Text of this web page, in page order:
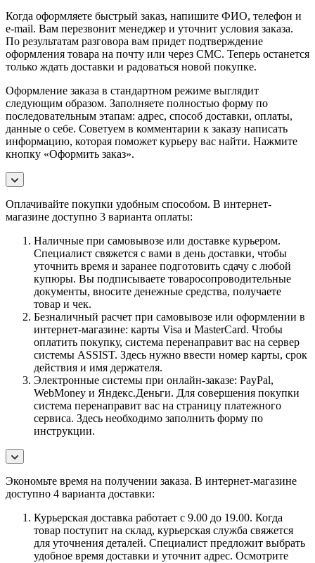
Когда оформляете быстрый заказ, напишите ФИО, телефон и
e-mail. Вам перезвонит менеджер и уточнит условия заказа.
По результатам разговора вам придет подтверждение
оформления товара на почту или через СМС. Теперь останется
только ждать доставки и радоваться новой покупке.
Оформление заказа в стандартном режиме выглядит
следующим образом. Заполняете полностью форму по
последовательным этапам: адрес, способ доставки, оплаты,
данные о себе. Советуем в комментарии к заказу написать
информацию, которая поможет курьеру вас найти. Нажмите
кнопку «Оформить заказ».
Оплачивайте покупки удобным способом. В интернет-
магазине доступно 3 варианта оплаты:
Наличные при самовывозе или доставке курьером.
Специалист свяжется с вами в день доставки, чтобы
уточнить время и заранее подготовить сдачу с любой
купюры. Вы подписываете товаросопроводительные
документы, вносите денежные средства, получаете
товар и чек.
Безналичный расчет при самовывозе или оформлении в
интернет-магазине: карты Visa и MasterCard. Чтобы
оплатить покупку, система перенаправит вас на сервер
системы ASSIST. Здесь нужно ввести номер карты, срок
действия и имя держателя.
Электронные системы при онлайн-заказе: PayPal,
WebMoney и Яндекс.Деньги. Для совершения покупки
система перенаправит вас на страницу платежного
сервиса. Здесь необходимо заполнить форму по
инструкции.
Экономьте время на получении заказа. В интернет-магазине
доступно 4 варианта доставки:
Курьерская доставка работает с 9.00 до 19.00. Когда
товар поступит на склад, курьерская служба свяжется
для уточнения деталей. Специалист предложит выбрать
удобное время доставки и уточнит адрес. Осмотрите